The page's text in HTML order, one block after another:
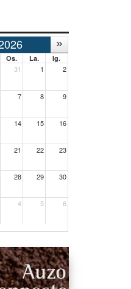
Os. La. Ig.
31 1 2
7 8 9
14 15 16
21 22 23
28 29 30
4 5 6